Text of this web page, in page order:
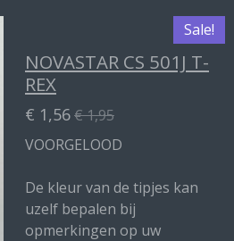
Sale!
NOVASTAR CS 501J T-
REX
€ 1,56€ 1,95
VOORGELOOD
De kleur van de tipjes kan
uzelf bepalen bij
opmerkingen op uw